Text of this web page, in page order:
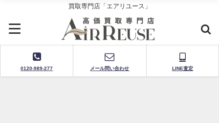
買取専門店「エアリユース」
0120-989-277 メール問い合わせ LINE査定